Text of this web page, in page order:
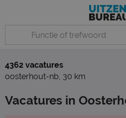
4362 vacatures
oosterhout-nb, 30 km
Vacatures in